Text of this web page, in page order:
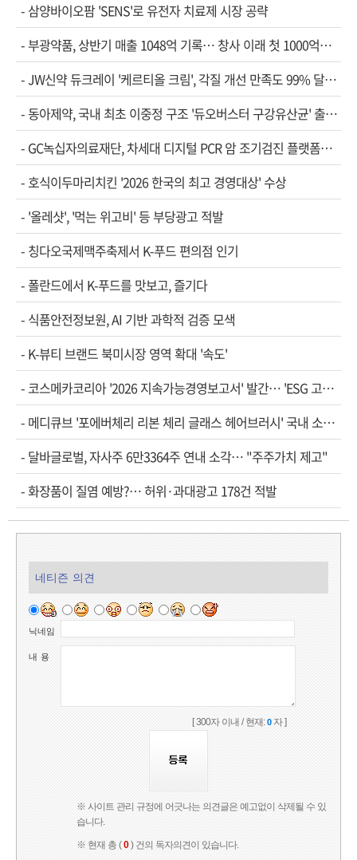
- 삼양바이오팜 'SENS'로 유전자 치료제 시장 공략
- 부광약품, 상반기 매출 1048억 기록… 창사 이래 첫 1000억…
-JW신약 듀크레이 '케르티올 크림', 각질 개선 만족도 99% 달…
-동아제약, 국내 최초 이중정 구조 '듀오버스터 구강유산균' 출…
- GC녹십자의료재단, 차세대 디지털 PCR 암 조기검진 플랫폼…
-호식이두마리치킨 '2026 한국의 최고 경영대상' 수상
- '올레샷', '먹는 위고비' 등 부당광고 적발
- 칭다오국제맥주축제서 K-푸드 편의점 인기
- 폴란드에서 K-푸드를 맛보고, 즐기다
- 식품안전정보원, AI 기반 과학적 검증 모색
- K-뷰티 브랜드 북미시장 영역 확대 '속도'
- 코스메카코리아 '2026 지속가능경영보고서' 발간… 'ESG 고…
- 메디큐브 '포에버체리 리본 체리 글래스 헤어브러시' 국내 소…
- 달바글로벌, 자사주 6만3364주 연내 소각… "주주가치 제고"
-화장품이 질염 예방?… 허위·과대광고 178건 적발
네티즌 의견
닉네임
내 용
[ 300자 이내 / 현재:0자 ]
※ 사이트 관리 규정에 어긋나는 의견글은 예고없이 삭제될 수 있
습니다.
※ 현재 총 (0) 건의 독자의견이 있습니다.